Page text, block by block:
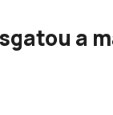
a